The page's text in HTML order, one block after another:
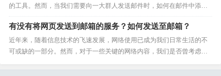
的工具。然而，当我们需要向一大群人发送邮件时，如何在邮件中添加
个性化的称呼成为一个值得关注的问题。本文将分享一些方法，探讨在
群发邮件中如何自动添加称呼，尤其是在发送英文邮件时应该如何称呼
收件人。自动添加称呼的重要性在进行群发邮件时，个性化...
有没有将网页发送到邮箱的服务？如何发送至邮箱？
近年来，随着信息技术的飞速发展，网络使用已成为我们日常生活的不
可或缺的一部分。然而，对于一些关键的网络内容，我们是否曾考虑过